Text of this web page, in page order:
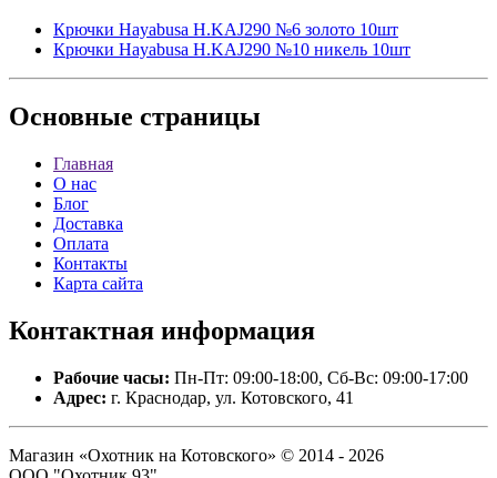
Крючки Hayabusa H.KAJ290 №6 золото 10шт
Крючки Hayabusa H.KAJ290 №10 никель 10шт
Основные страницы
Главная
О нас
Блог
Доставка
Оплата
Контакты
Карта сайта
Контактная информация
Рабочие часы: Пн-Пт: 09:00-18:00, Сб-Вс: 09:00-17:00
Адрес: г. Краснодар, ул. Котовского, 41
Магазин «Охотник на Котовского» © 2014 - 2026